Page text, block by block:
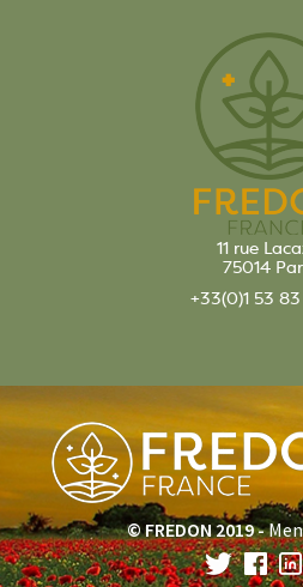
11 rue
75014
+33(0)1 53 83
© FREDON 2019 -